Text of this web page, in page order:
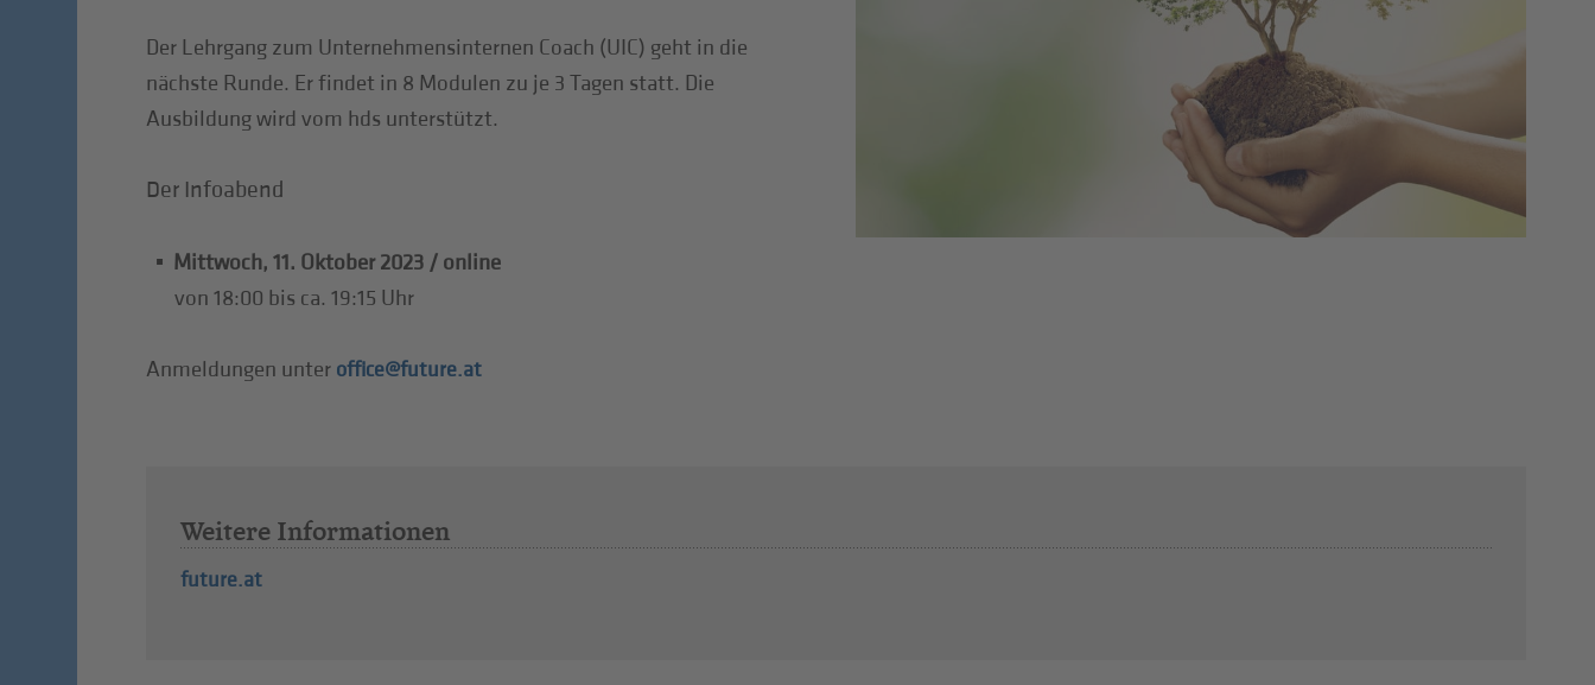
Der Lehrgang zum Unternehmensinternen Coach (UIC) geht in die
nächste Runde. Er findet in 8 Modulen zu je 3 Tagen statt. Die
Ausbildung wird vom hds unterstützt.
Der Infoabend
Mittwoch, 11. Oktober 2023 / online
von 18:00 bis ca. 19:15 Uhr
Anmeldungen unter office@future.at
Weitere Informationen
future.at